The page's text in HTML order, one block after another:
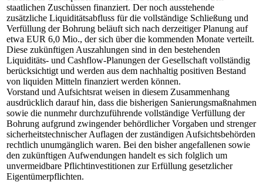
staatlichen Zuschüssen finanziert. Der noch ausstehende
zusätzliche Liquiditätsabfluss für die vollständige Schließung und
Verfüllung der Bohrung beläuft sich nach derzeitiger Planung auf
etwa EUR 6,0 Mio., der sich über die kommenden Monate verteilt.
Diese zukünftigen Auszahlungen sind in den bestehenden
Liquiditäts- und Cashflow-Planungen der Gesellschaft vollständig
berücksichtigt und werden aus dem nachhaltig positiven Bestand
von liquiden Mitteln finanziert werden können.
Vorstand und Aufsichtsrat weisen in diesem Zusammenhang
ausdrücklich darauf hin, dass die bisherigen Sanierungsmaßnahmen
sowie die nunmehr durchzuführende vollständige Verfüllung der
Bohrung aufgrund zwingender behördlicher Vorgaben und strenger
sicherheitstechnischer Auflagen der zuständigen Aufsichtsbehörden
rechtlich unumgänglich waren. Bei den bisher angefallenen sowie
den zukünftigen Aufwendungen handelt es sich folglich um
unvermeidbare Pflichtinvestitionen zur Erfüllung gesetzlicher
Eigentümerpflichten.